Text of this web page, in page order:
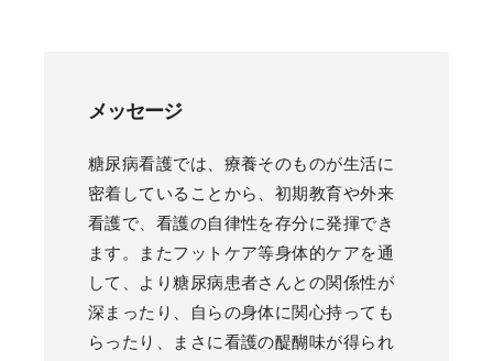
メッセージ
糖尿病看護では、療養そのものが生活に
密着していることから、初期教育や外来
看護で、看護の自律性を存分に発揮でき
ます。またフットケア等身体的ケアを通
して、より糖尿病患者さんとの関係性が
深まったり、自らの身体に関心持っても
らったり、まさに看護の醍醐味が得られ